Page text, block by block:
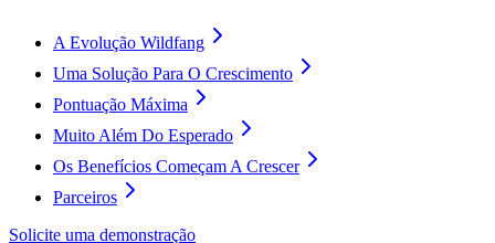
A Evolução Wildfang
Uma Solução Para O Crescimento
Pontuação Máxima
Muito Além Do Esperado
Os Benefícios Começam A Crescer
Parceiros
Solicite uma demonstração